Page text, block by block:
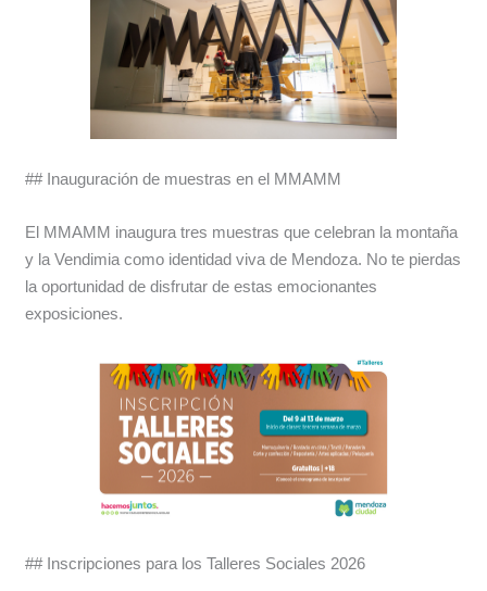
## Inauguración de muestras en el MMAMM
El MMAMM inaugura tres muestras que celebran la montaña
y la Vendimia como identidad viva de Mendoza. No te pierdas
la oportunidad de disfrutar de estas emocionantes
exposiciones.
## Inscripciones para los Talleres Sociales 2026